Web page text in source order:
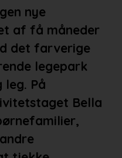
nye
af få måneder
det farverige
legepark
På
Bella